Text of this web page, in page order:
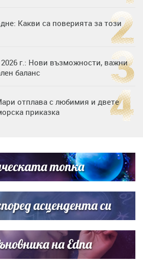
Какви са поверията за този
г.: Нови възможности, важни
баланс
отплава с любимия и двете
приказка
с песен
Радина Кърджилова и Пламен
любимо място
топка
асцендента си
на Edna